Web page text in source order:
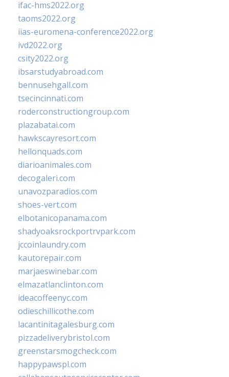
ifac-hms2022.org
taoms2022.org
iias-euromena-conference2022.org
ivd2022.org
csity2022.org
ibsarstudyabroad.com
bennusehgall.com
tsecincinnati.com
roderconstructiongroup.com
plazabatai.com
hawkscayresort.com
hellonquads.com
diarioanimales.com
decogaleri.com
unavozparadios.com
shoes-vert.com
elbotanicopanama.com
shadyoaksrockportrvpark.com
jccoinlaundry.com
kautorepair.com
marjaeswinebar.com
elmazatlanclinton.com
ideacoffeenyc.com
odieschillicothe.com
lacantinitagalesburg.com
pizzadeliverybristol.com
greenstarsmogcheck.com
happypawspl.com